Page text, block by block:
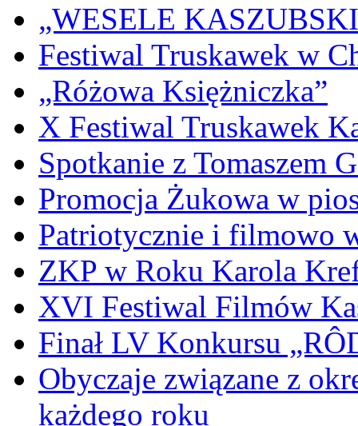
„WESELE
Festiwal Truskawek w
„Różowa Księżniczka”
X Festiwal Truskawek
Spotkanie z Tomaszem
Promocja Żukowa w
Patriotycznie i filmowo
ZKP w Roku Karola
XVI Festiwal Filmów
Finał LV Konkursu
Obyczaje związane z
każdego roku